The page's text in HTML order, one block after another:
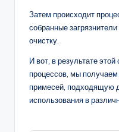
Затем происходит
собранные
очистку.
И вот, в результате
процессов, мы
примесей, подходящую
использования в